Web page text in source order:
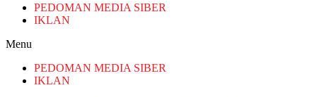
PEDOMAN MEDIA SIBER
IKLAN
Menu
PEDOMAN MEDIA SIBER
IKLAN